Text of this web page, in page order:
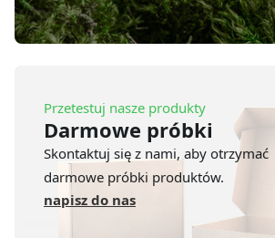
Przetestuj nasze produkty
Darmowe próbki
Skontaktuj się z nami, aby otrzymać
darmowe próbki produktów.
napisz do nas